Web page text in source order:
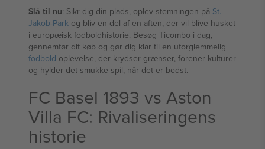
Slå til nu: Sikr dig din plads, oplev stemningen på St.
Jakob‑Park og bliv en del af en aften, der vil blive husket
i europæisk fodboldhistorie. Besøg Ticombo i dag,
gennemfør dit køb og gør dig klar til en uforglemmelig
fodbold-oplevelse, der krydser grænser, forener kulturer
og hylder det smukke spil, når det er bedst.
FC Basel 1893 vs Aston
Villa FC: Rivaliseringens
historie